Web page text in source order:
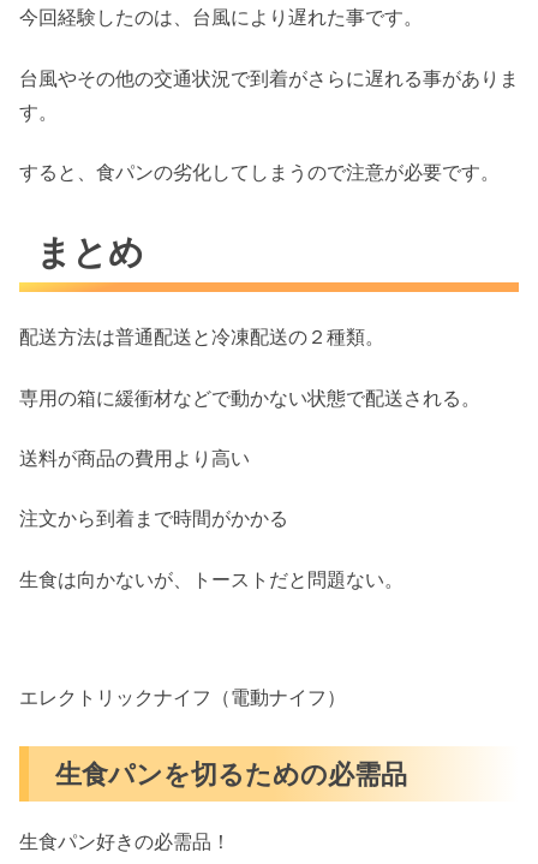
今回経験したのは、台風により遅れた事です。
台風やその他の交通状況で到着がさらに遅れる事がありま
す。
すると、食パンの劣化してしまうので注意が必要です。
まとめ
配送方法は普通配送と冷凍配送の２種類。
専用の箱に緩衝材などで動かない状態で配送される。
送料が商品の費用より高い
注文から到着まで時間がかかる
生食は向かないが、トーストだと問題ない。
エレクトリックナイフ（電動ナイフ）
生食パンを切るための必需品
生食パン好きの必需品！